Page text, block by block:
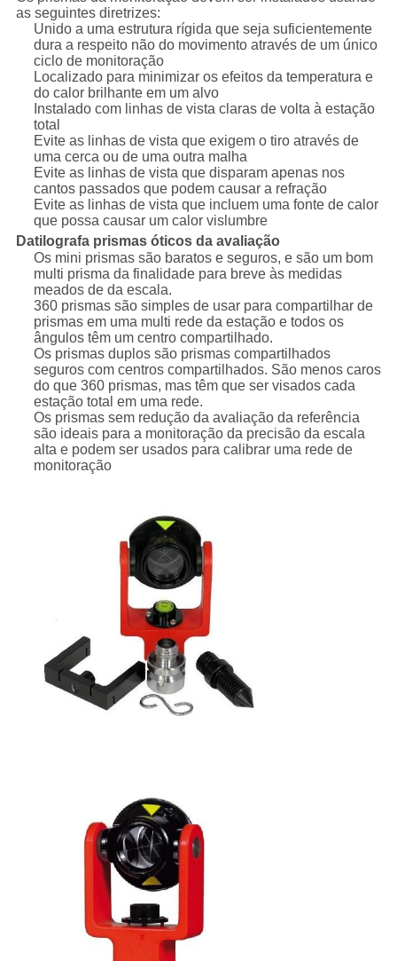
as seguintes diretrizes:
Unido a uma estrutura rígida que seja suficientemente
dura a respeito não do movimento através de um único
ciclo de monitoração
Localizado para minimizar os efeitos da temperatura e
do calor brilhante em um alvo
Instalado com linhas de vista claras de volta à estação
total
Evite as linhas de vista que exigem o tiro através de
uma cerca ou de uma outra malha
Evite as linhas de vista que disparam apenas nos
cantos passados que podem causar a refração
Evite as linhas de vista que incluem uma fonte de calor
que possa causar um calor vislumbre
Datilografa prismas óticos da avaliação
Os mini prismas são baratos e seguros, e são um bom
multi prisma da finalidade para breve às medidas
meados de da escala.
360 prismas são simples de usar para compartilhar de
prismas em uma multi rede da estação e todos os
ângulos têm um centro compartilhado.
Os prismas duplos são prismas compartilhados
seguros com centros compartilhados. São menos caros
do que 360 prismas, mas têm que ser visados cada
estação total em uma rede.
Os prismas sem redução da avaliação da referência
são ideais para a monitoração da precisão da escala
alta e podem ser usados para calibrar uma rede de
monitoração